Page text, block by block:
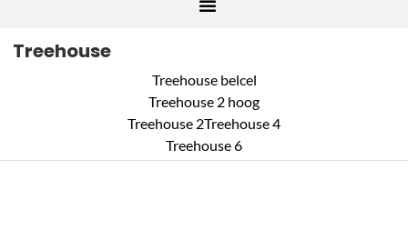
Treehouse
Treehouse belcel
Treehouse 2 hoog
Treehouse 2Treehouse 4
Treehouse 6